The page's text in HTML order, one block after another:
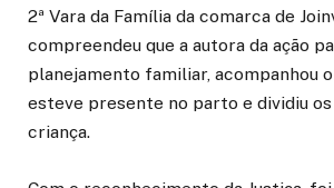
2ª Vara da Família da comarca de
compreendeu que a autora da ação
planejamento familiar, acompanhou
esteve presente no parto e dividiu os
criança.